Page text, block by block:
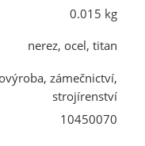
0.015 kg
nerez, ocel, titan
zámečnictví,
strojírenství
10450070